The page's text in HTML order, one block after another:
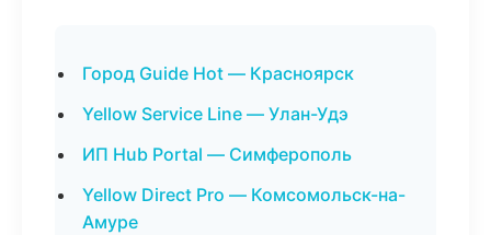
Город Guide Hot — Красноярск
Yellow Service Line — Улан-Удэ
ИП Hub Portal — Симферополь
Yellow Direct Pro — Комсомольск-на-
Амуре